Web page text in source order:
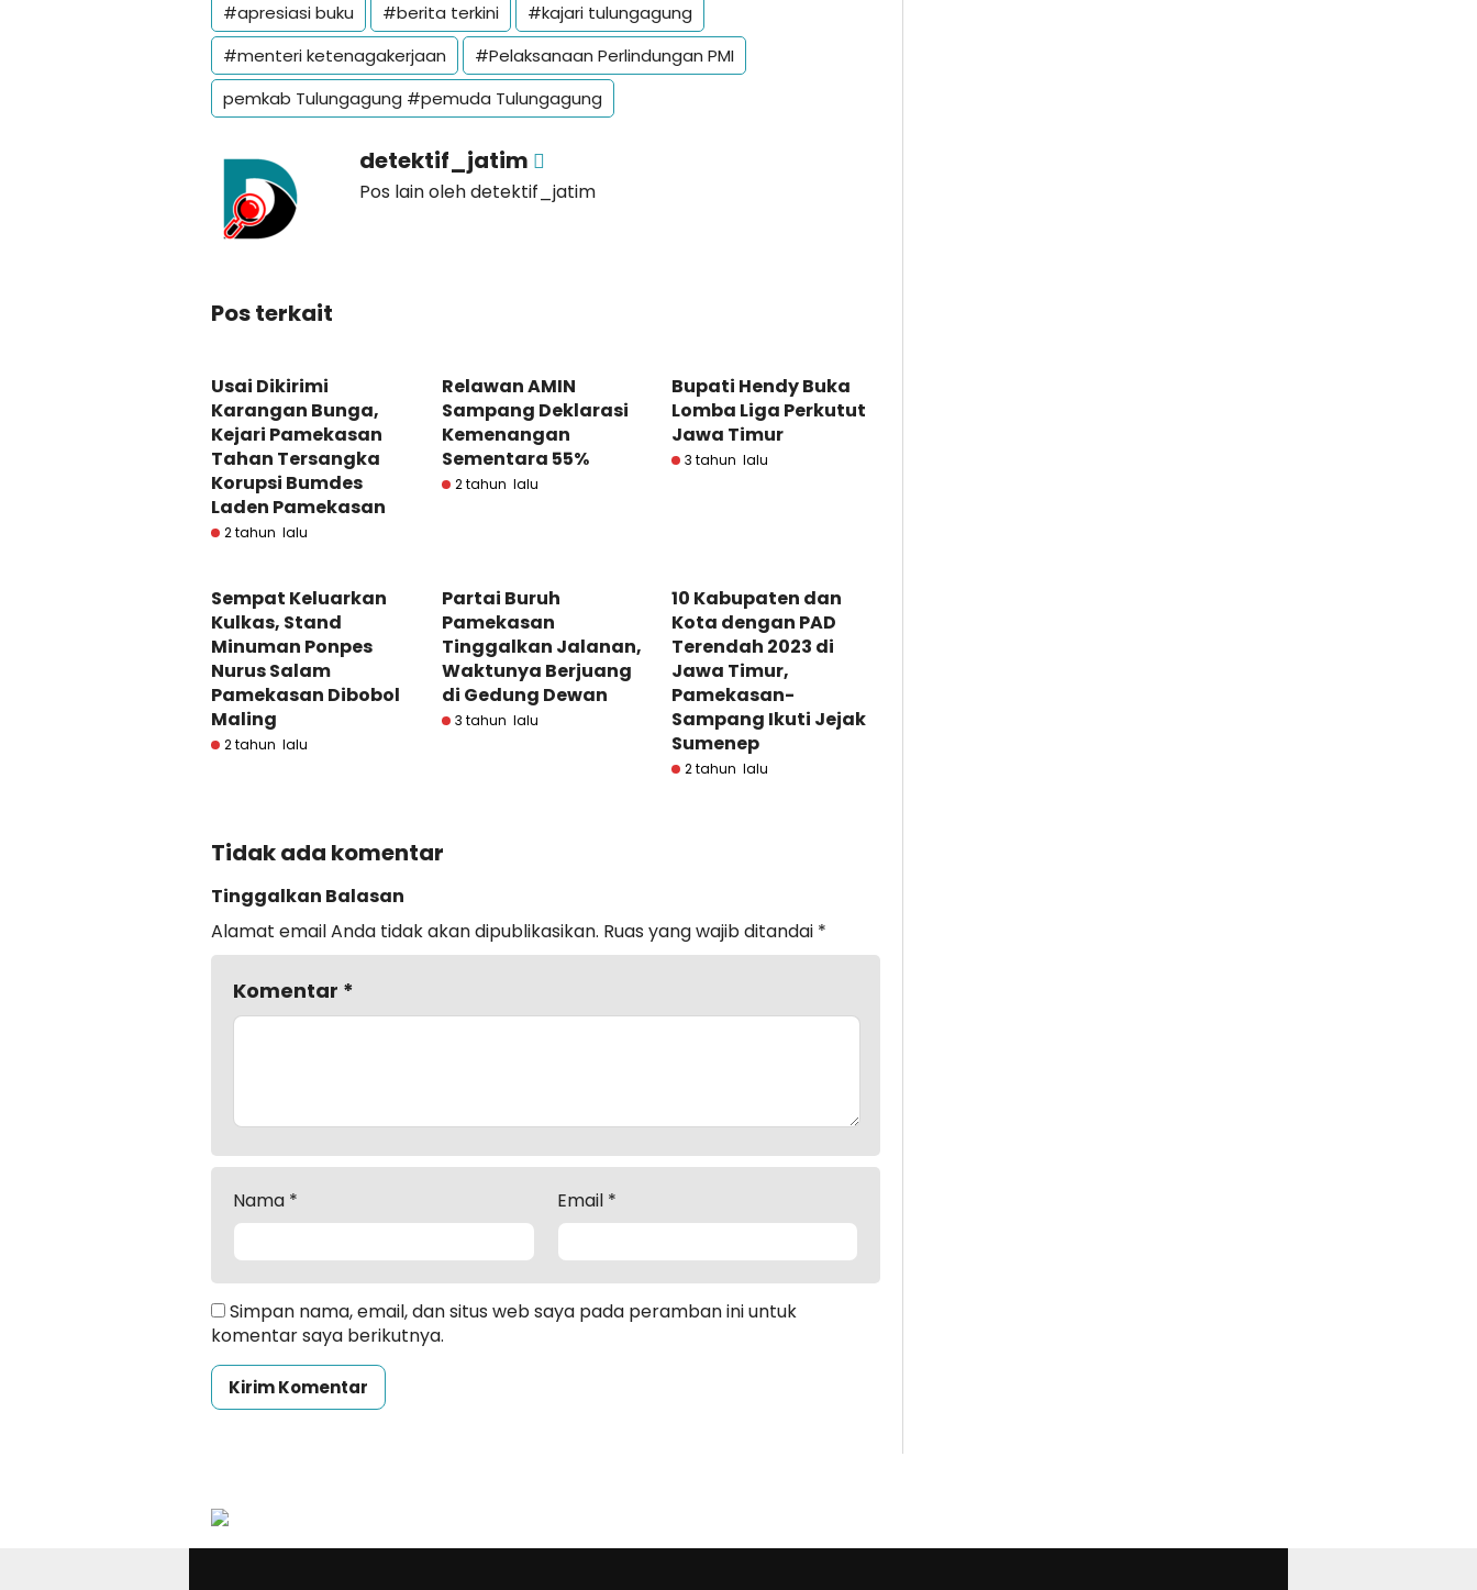
#apresiasi buku #berita terkini
#kajari tulungagung
#menteri ketenagakerjaan
#Pelaksanaan Perlindungan PMI
pemkab Tulungagung #pemuda Tulungagung
detektif_jatim
Pos lain oleh detektif_jatim
Pos terkait
Usai Dikirimi
Karangan Bunga,
Kejari Pamekasan
Tahan Tersangka
Korupsi Bumdes
Laden Pamekasan
2 tahun lalu
Relawan AMIN
Sampang Deklarasi
Kemenangan
Sementara 55%
2 tahun lalu
Bupati Hendy Buka
Lomba Liga Perkutut
Jawa Timur
3 tahun lalu
Sempat Keluarkan
Kulkas, Stand
Minuman Ponpes
Nurus Salam
Pamekasan Dibobol
Maling
2 tahun lalu
Partai Buruh
Pamekasan
Tinggalkan Jalanan,
Waktunya Berjuang
di Gedung Dewan
3 tahun lalu
10 Kabupaten dan
Kota dengan PAD
Terendah 2023 di
Jawa Timur,
Pamekasan-
Sampang Ikuti Jejak
Sumenep
2 tahun lalu
Tidak ada komentar
Tinggalkan Balasan
Alamat email Anda tidak akan dipublikasikan. Ruas yang wajib ditandai *
Komentar *
Nama * Email *
Simpan nama, email, dan situs web saya pada peramban ini untuk
komentar saya berikutnya.